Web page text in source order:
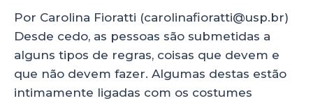
Por Carolina Fioratti (carolinafioratti@usp.br)
Desde cedo, as pessoas são submetidas a
alguns tipos de regras, coisas que devem e
que não devem fazer. Algumas destas estão
intimamente ligadas com os costumes